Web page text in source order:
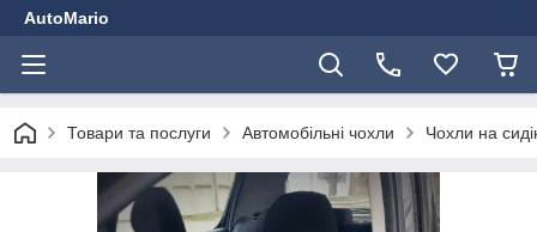
AutoMario
Товари та послуги Автомобільні чохли Чохли на